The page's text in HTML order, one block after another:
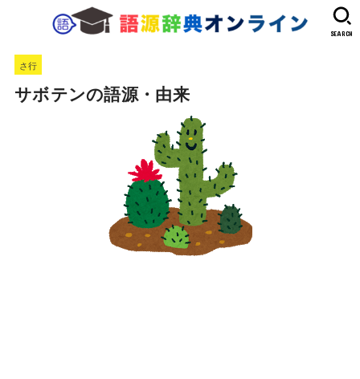
SEARCH
さ行
サボテンの語源・由来